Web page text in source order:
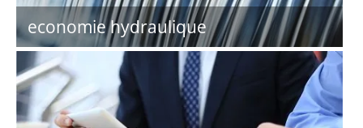
economie hydraulique